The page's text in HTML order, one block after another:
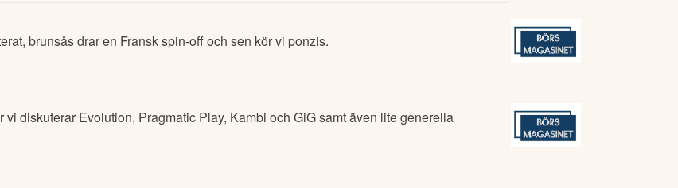
brunsås drar en Fransk spin-off och sen kör vi ponzis.
diskuterar Evolution, Pragmatic Play, Kambi och GiG samt även lite generella